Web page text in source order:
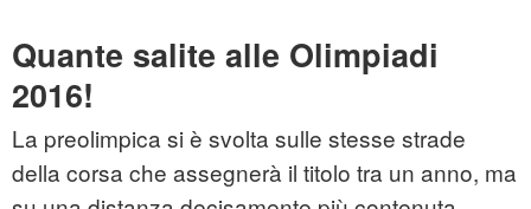
Quante salite alle Olimpiadi
2016!
La preolimpica si è svolta sulle stesse strade
della corsa che assegnerà il titolo tra un anno, ma